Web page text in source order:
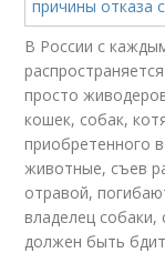
В России с
просто
кошек, собак,
приобретенного
животные, съев
отравой,
владелец собаки,
должен быть